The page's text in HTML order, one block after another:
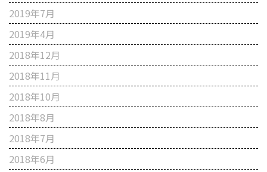
2019年7月
2019年4月
2018年12月
2018年11月
2018年10月
2018年8月
2018年7月
2018年6月